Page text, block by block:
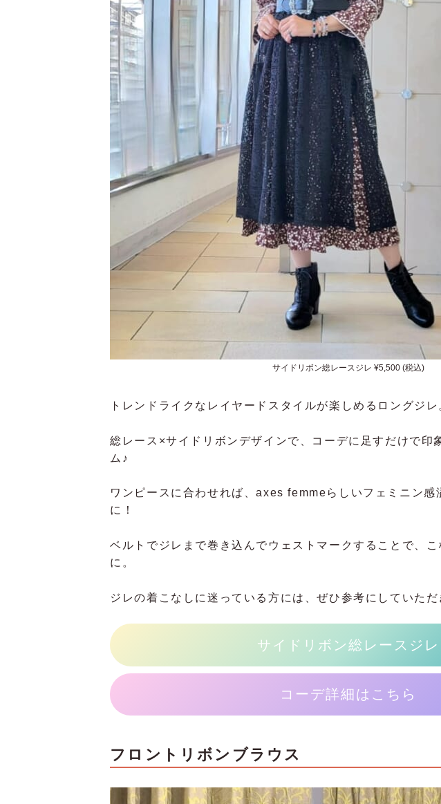
サイドリボン総レースジレ ¥5,500 (税込)
トレンドライクなレイヤードスタイルが楽しめるロングジレ
総レース×サイドリボンデザインで、コーデに足すだけで印
ム♪
ワンピースに合わせれば、axes femmeらしいフェミニン感
に！
ベルトでジレまで巻き込んでウェストマークすることで、
に。
ジレの着こなしに迷っている方には、ぜひ参考にしていた
サイドリボン総レースジレ
コーデ詳細はこちら
フロントリボンブラウス